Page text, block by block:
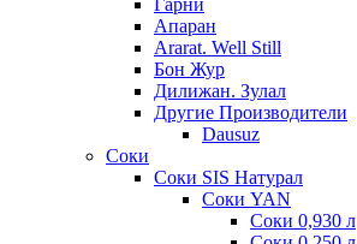
Гарни
Апаран
Ararat. Well Still
Бон Жур
Дилижан. Зулал
Другие Производители
Dausuz
Соки
Соки SIS Натурал
Соки YAN
Соки 0,930 л